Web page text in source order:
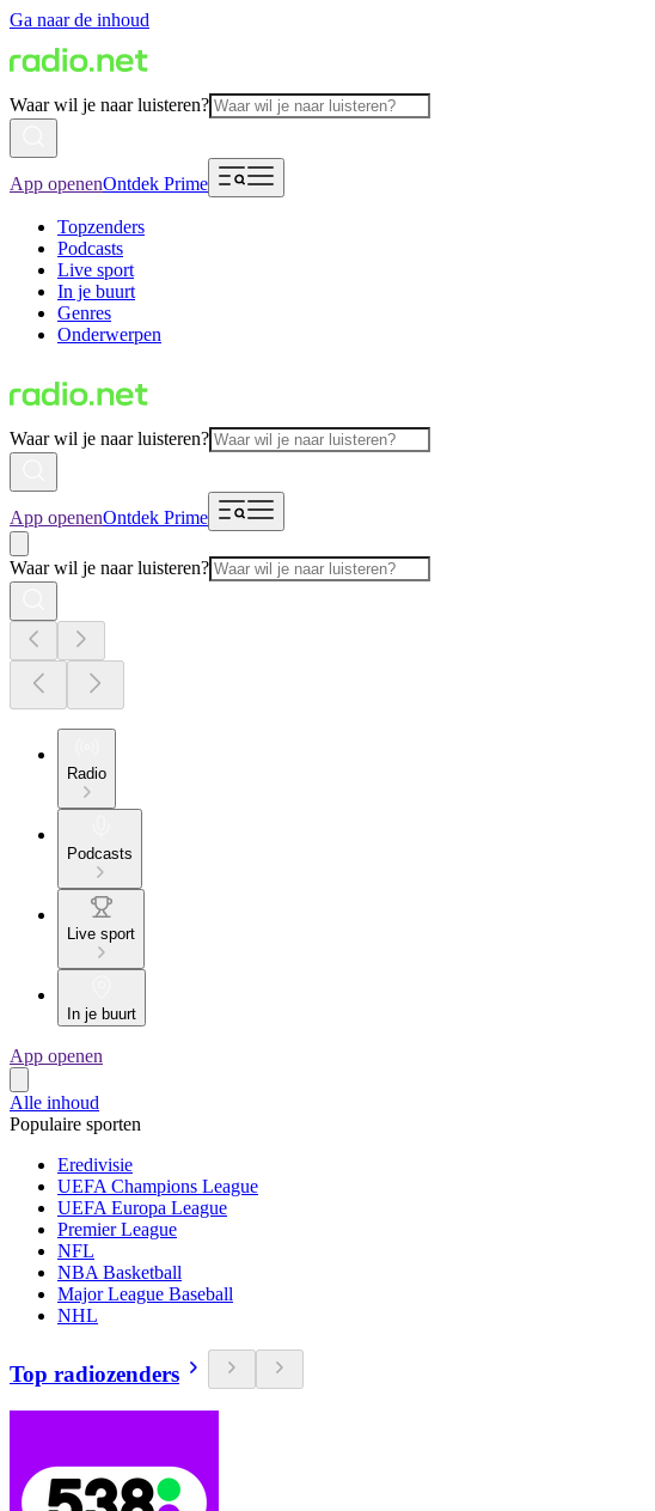
Ga naar de inhoud
Waar wil je naar luisteren?
App openenOntdek Prime
Topzenders
Podcasts
Live sport
In je buurt
Genres
Onderwerpen
Waar wil je naar luisteren?
App openenOntdek Prime
Waar wil je naar luisteren?
Radio
Podcasts
Live sport
In je buurt
App openen
Alle inhoud
Populaire sporten
Eredivisie
UEFA Champions League
UEFA Europa League
Premier League
NFL
NBA Basketball
Major League Baseball
NHL
Top radiozenders